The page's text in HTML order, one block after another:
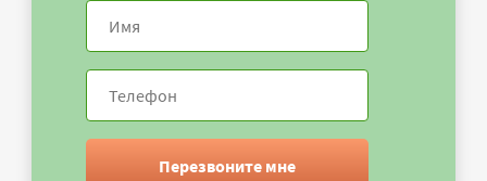
Перезвоните мне